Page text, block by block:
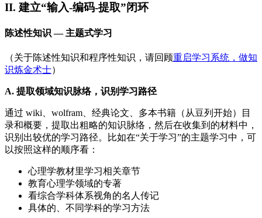
II. 建立“输入-编码-提取”闭环
陈述性知识 — 主题式学习
（关于陈述性知识和程序性知识，请回顾重启学习系统，做知
识炼金术士）
A. 提取领域知识脉络，识别学习路径
通过 wiki、wolfram、经典论文、多本书籍（从豆列开始）目
录和概要，提取出粗略的知识脉络，然后在收集到的材料中，
识别出较优的学习路径。比如在“关于学习”的主题学习中，可
以按照这样的顺序看：
心理学教材里学习相关章节
教育心理学领域的专著
看综合学科体系视角的名人传记
具体的、不同学科的学习方法